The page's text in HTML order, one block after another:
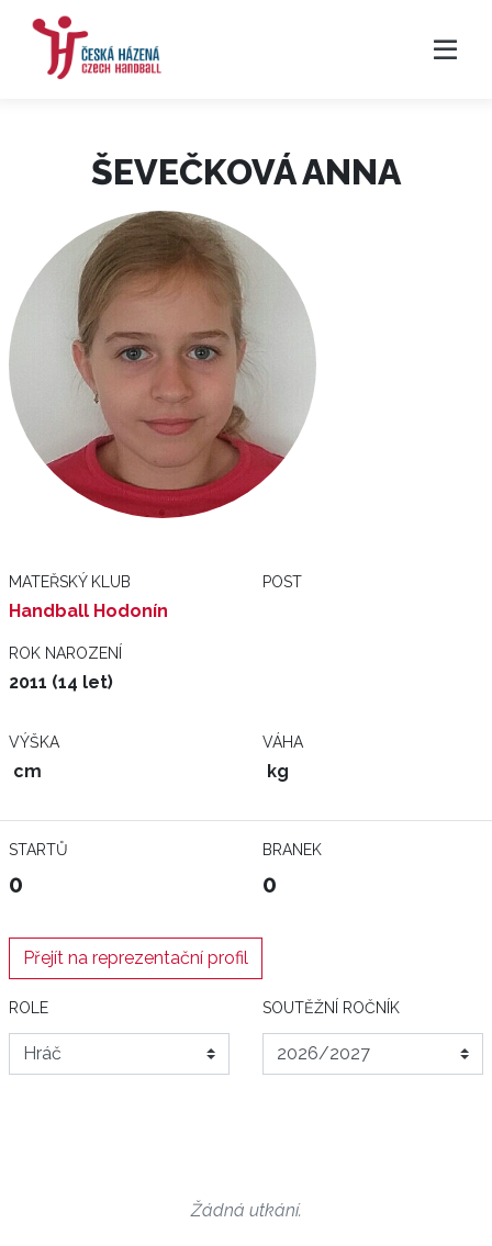
ŠEVEČKOVÁ ANNA
MATEŘSKÝ KLUB
Handball Hodonín
POST
ROK NAROZENÍ
2011 (14 let)
VÝŠKA
cm
VÁHA
kg
STARTŮ
0
BRANEK
0
Přejít na reprezentační profil
ROLE SOUTĚŽNÍ ROČNÍK
Žádná utkání.